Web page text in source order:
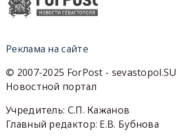
Реклама на сайте
© 2007-2025 ForPost - sevastopol.SU
Новостной портал
Учредитель: С.П. Кажанов
Главный редактор: Е.В. Бубнова